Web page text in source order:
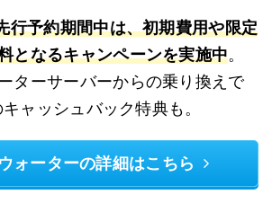
行予約期間中は、初期費用や限定
となるキャンペーンを実施中。
ターサーバーからの乗り換えで
ャッシュバック特典も。
ォーターの詳細はこちら